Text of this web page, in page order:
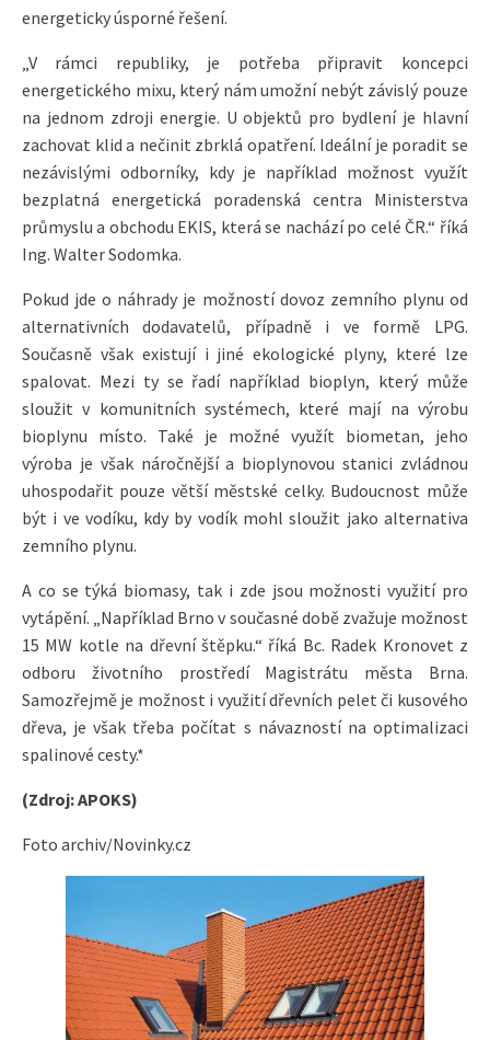
energeticky úsporné řešení.
„V rámci republiky, je potřeba připravit koncepci
energetického mixu, který nám umožní nebýt závislý pouze
na jednom zdroji energie. U objektů pro bydlení je hlavní
zachovat klid a nečinit zbrklá opatření. Ideální je poradit se
nezávislými odborníky, kdy je například možnost využít
bezplatná energetická poradenská centra Ministerstva
průmyslu a obchodu EKIS, která se nachází po celé ČR.“ říká
Ing. Walter Sodomka.
Pokud jde o náhrady je možností dovoz zemního plynu od
alternativních dodavatelů, případně i ve formě LPG.
Současně však existují i jiné ekologické plyny, které lze
spalovat. Mezi ty se řadí například bioplyn, který může
sloužit v komunitních systémech, které mají na výrobu
bioplynu místo. Také je možné využít biometan, jeho
výroba je však náročnější a bioplynovou stanici zvládnou
uhospodařit pouze větší městské celky. Budoucnost může
být i ve vodíku, kdy by vodík mohl sloužit jako alternativa
zemního plynu.
A co se týká biomasy, tak i zde jsou možnosti využití pro
vytápění. „Například Brno v současné době zvažuje možnost
15 MW kotle na dřevní štěpku.“ říká Bc. Radek Kronovet z
odboru životního prostředí Magistrátu města Brna.
Samozřejmě je možnost i využití dřevních pelet či kusového
dřeva, je však třeba počítat s návazností na optimalizaci
spalinové cesty.*
(Zdroj: APOKS)
Foto archiv/Novinky.cz